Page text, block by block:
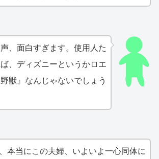
、面白すぎます。使用人た
、ディズニーというかロエ
獣』なんじゃないでしょう
本当にこの夫婦、いよいよ一心同体に